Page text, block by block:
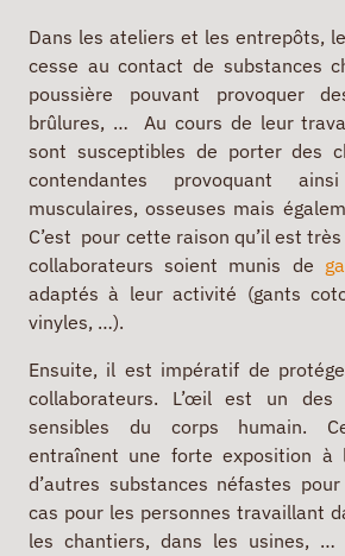
Dans les ateliers et les entrepôts,
cesse au contact de substances
poussière pouvant provoquer
brûlures, … Au cours de leur
sont susceptibles de porter des
contendantes provoquant
musculaires, osseuses mais
C’est pour cette raison qu’il est
collaborateurs soient munis de
adaptés à leur activité (gants
vinyles, …).
Ensuite, il est impératif de
collaborateurs. L’œil est un des
sensibles du corps humain.
entraînent une forte exposition à
d’autres substances néfastes
cas pour les personnes travaillant
les chantiers, dans les usines,